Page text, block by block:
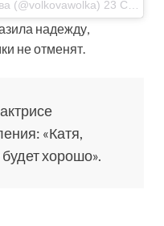
надежду,
не отменят.
«Катя,
хорошо».